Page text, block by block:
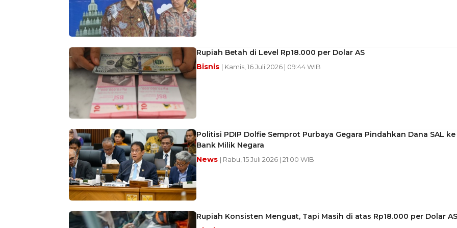
Rupiah Betah di Level Rp18.000 per Dolar AS
Bisnis | Kamis, 16 Juli 2026 | 09:44 WIB
Politisi PDIP Dolfie Semprot Purbaya Gegara Pindahkan Dana SAL ke
Bank Milik Negara
News | Rabu, 15 Juli 2026 | 21:00 WIB
Rupiah Konsisten Menguat, Tapi Masih di atas Rp18.000 per Dolar AS